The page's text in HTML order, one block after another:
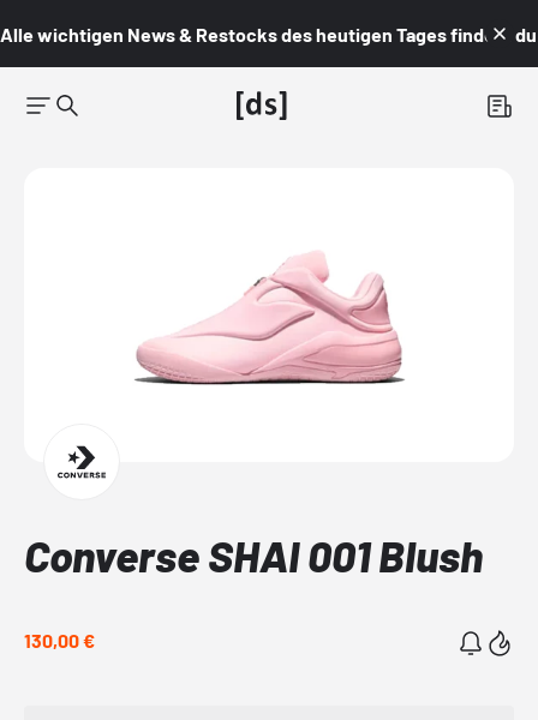
Alle wichtigen News & Restocks des heutigen Tages findest du
Converse SHAI 001 Blush
130,00 €